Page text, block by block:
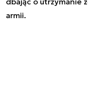
armii.